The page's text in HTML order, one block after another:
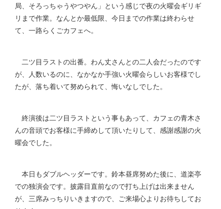
局、そろっちゃうやつやん」という感じで夜の火曜会ギリギ
リまで作業。なんとか最低限、今日までの作業は終わらせ
て、一路らくごカフェへ。
二ツ目ラストの出番。わん丈さんとの二人会だったのです
が、人数いるのに、なかなか手強い火曜会らしいお客様でし
たが、落ち着いて努められて、悔いなしでした。
終演後は二ツ目ラストという事もあって、カフェの青木さ
んの音頭でお客様に手締めして頂いたりして、感謝感謝の火
曜会でした。
本日もダブルヘッダーです。鈴本昼席努めた後に、道楽亭
での独演会です。披露目直前なので打ち上げは出来ません
が、三席みっちりいきますので、ご来場心よりお待ちしてお